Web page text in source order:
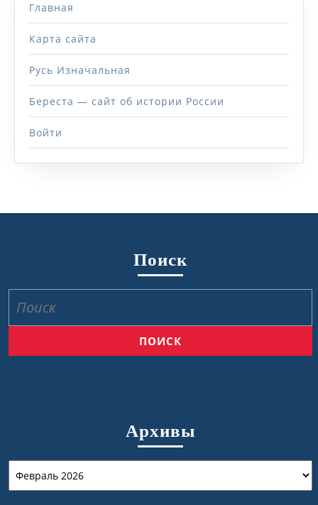
Главная
Карта сайта
Русь Изначальная
Береста — сайт об истории России
Войти
Поиск
Архивы